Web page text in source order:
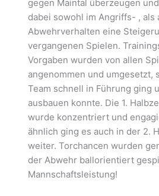
gegen Maintal überzeugen
dabei sowohl im Angriffs- , als
Abwehrverhalten eine
vergangenen Spielen.
Vorgaben wurden von allen
angenommen und umgesetzt,
Team schnell in Führung ging
ausbauen konnte. Die 1.
wurde konzentriert und
ähnlich ging es auch in der 2.
weiter. Torchancen wurden
der Abwehr ballorientiert
Mannschaftsleistung!